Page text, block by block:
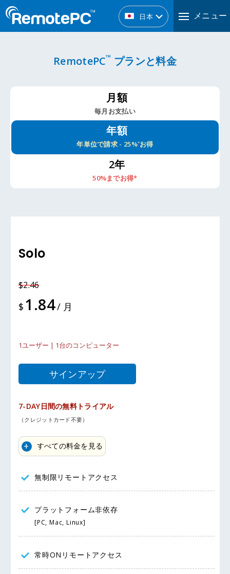
日本 メニュー
RemotePC™ プランと料金
月額
毎月お支払い
年額
年単位で請求 - 25%*お得
2年
50%までお得*
Solo
$2.46
$ 1.84/ 月
1ユーザー | 1台のコンピューター
サインアップ
7-DAY日間の無料トライアル
（クレジットカード不要）
すべての料金を見る
無制限リモートアクセス
プラットフォーム非依存
[PC, Mac, Linux]
常時ONリモートアクセス